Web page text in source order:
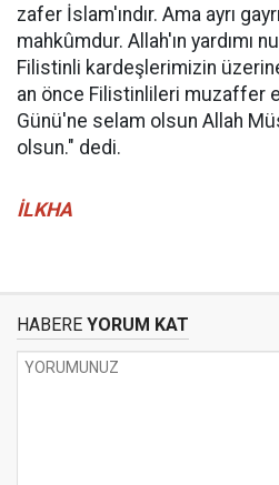
zafer İslam'ındır. Ama ayrı
mahkûmdur. Allah'ın yardımı
Filistinli kardeşlerimizin
an önce Filistinlileri muzaffer
Günü'ne selam olsun Allah
olsun." dedi.
İLKHA
HABERE YORUM KAT